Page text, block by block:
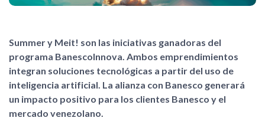
Summer y Meit! son las iniciativas ganadoras del
programa BanescoInnova. Ambos emprendimientos
integran soluciones tecnológicas a partir del uso de
inteligencia artificial. La alianza con Banesco generará
un impacto positivo para los clientes Banesco y el
mercado venezolano.